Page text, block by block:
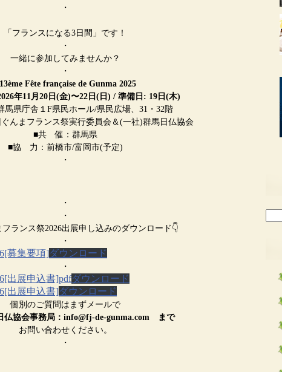
・
「フランスになる3日間」です！
・
一緒に参加してみませんか？
・
Fête française de Gunma 2025
年11⽉20⽇(⾦)〜22⽇(⽇) / 準備⽇: 19⽇(⽊)
県庁舎１F県民ホール/県⺠広場、31・32階
んまフランス祭実行委員会＆(一社)群馬日仏協会
■共 催：群馬県
■協 力：前橋市/富岡市(予定)
・
・
・
ランス祭2026出展申し込みのダウンロード👇
・
募集要項]ダウンロード
・
出展申込書]pdfダウンロード
出展申込書]ダウンロード
個別のご質問はまずメールで
仏協会事務局：info@fj-de-gunma.com まで
お問い合わせください。
・
検